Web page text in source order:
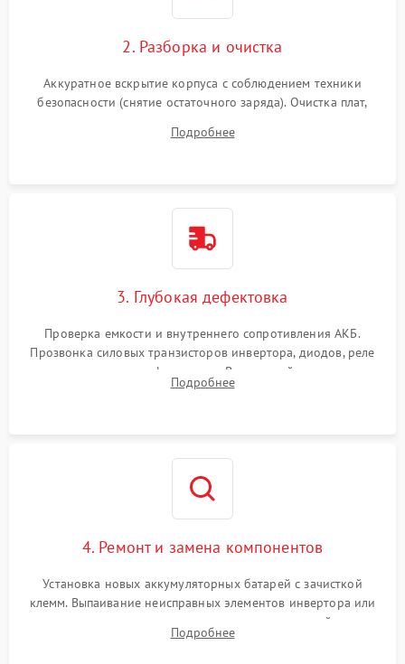
2. Разборка и очистка
Аккуратное вскрытие корпуса с соблюдением техники
безопасности (снятие остаточного заряда). Очистка плат,
и кистей для предотвращения перегрева и замыканий.
Подробнее
3. Глубокая дефектовка
Проверка емкости и внутреннего сопротивления АКБ.
Прозвонка силовых транзисторов инвертора, диодов, реле
переключения и трансформатора. Визуальный поиск вздутых
конденсаторов и прогаров на печатной плате.
Подробнее
4. Ремонт и замена компонентов
Установка новых аккумуляторных батарей с зачисткой
клемм. Выпаивание неисправных элементов инвертора или
цепи зарядки и монтаж новых радиодеталей.
Восстановление поврежденных токоведущих дорожек и
Подробнее